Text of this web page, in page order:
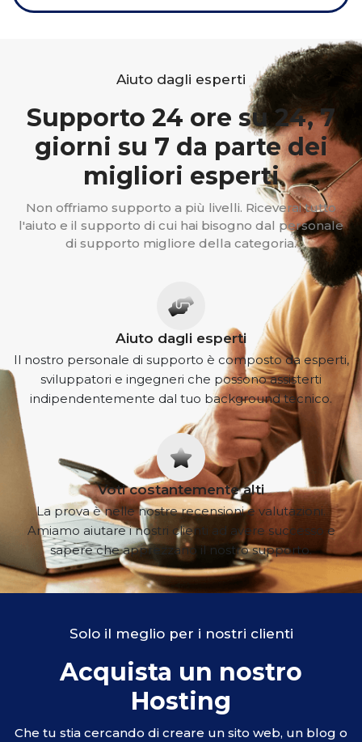
Aiuto dagli esperti
Supporto 24 ore su 24, 7
giorni su 7 da parte dei
migliori esperti
Non offriamo supporto a più livelli. Riceverai tutto
l'aiuto e il supporto di cui hai bisogno dal personale
di supporto migliore della categoria.
Aiuto dagli esperti
Il nostro personale di supporto è composto da esperti,
sviluppatori e ingegneri che possono assisterti
indipendentemente dal tuo background tecnico.
Voti costantemente alti
La prova è nelle nostre recensioni e valutazioni.
Amiamo aiutare i nostri clienti ad avere successo e
sapere che apprezzano il nostro supporto.
Solo il meglio per i nostri clienti
Acquista un nostro
Hosting
Che tu stia cercando di creare un sito web, un blog o